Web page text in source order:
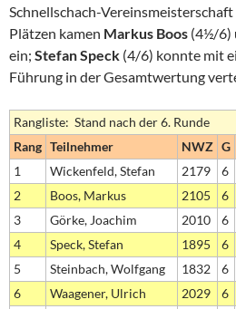
Schnellschach-
Plätzen kamen Markus Boos (4½/6)
ein; Stefan Speck (4/6) konnte mit
Führung in der Gesamtwertung
Rangliste: Stand nach der 6. Runde
Rang Teilnehmer NWZ G
1
Wickenfeld, Stefan 2179 6
2
Boos, Markus 2105 6
3
Görke, Joachim 2010 6
4
Speck, Stefan 1895 6
5
Steinbach, Wolfgang 1832 6
6
Waagener, Ulrich 2029 6